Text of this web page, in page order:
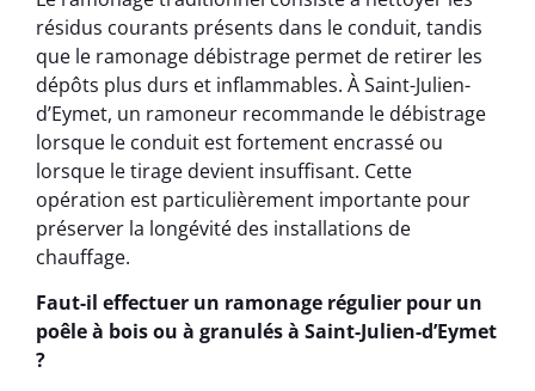
résidus courants présents dans le conduit, tandis
que le ramonage débistrage permet de retirer les
dépôts plus durs et inflammables. À Saint-Julien-
d’Eymet, un ramoneur recommande le débistrage
lorsque le conduit est fortement encrassé ou
lorsque le tirage devient insuffisant. Cette
opération est particulièrement importante pour
préserver la longévité des installations de
chauffage.
Faut-il effectuer un ramonage régulier pour un
poêle à bois ou à granulés à Saint-Julien-d’Eymet
?